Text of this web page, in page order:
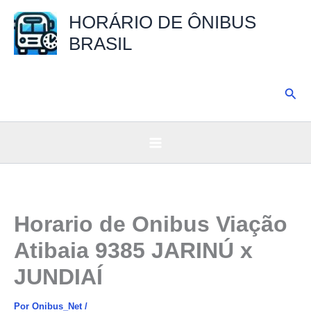
para
HORÁRIO DE ÔNIBUS
BRASIL
Horario de Onibus Viação
Atibaia 9385 JARINÚ x
JUNDIAÍ
Por Onibus_Net /